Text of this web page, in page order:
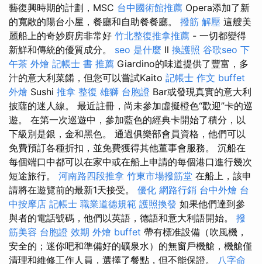
藝復興時期的計劃，MSC 台中國術館推薦 Opera添加了新
的寬敞的陽台小屋，餐廳和自助餐餐廳。 撥筋 解壓 這艘美
麗船上的奇妙廚房非常好 竹北整復推拿推薦 - 一切都變得
新鮮和傳統的優質成分。 seo 是什麼 Il 換護照 谷歌seo 下
午茶 外燴 記帳士 書 推薦 Giardino的味道提供了豐富，多
汁的意大利菜餚，但您可以嘗試Kaito 記帳士 作文 buffet
外燴 Sushi 推拿 整復 雄獅 台胞證 Bar或發現真實的意大利
披薩的迷人線。 最近註冊，尚未參加虛擬橙色“歡迎”卡的巡
遊。 在第一次巡遊中，參加藍色的經典卡開始了積分，以
下級別是銀，金和黑色。 通過俱樂部會員資格，他們可以
免費預訂各種折扣，並免費獲得其他董事會服務。 沉船在
每個端口中都可以在家中或在船上申請的每個港口進行幾次
短途旅行。 河南路四段推拿 竹東市場撥筋堂 在船上，該申
請將在遊覽前的最新1天接受。 優化 網路行銷 台中外燴 台
中按摩店 記帳士 職業道德規範 護照換發 如果他們達到參
與者的電話號碼，他們以英語，德語和意大利語開始。 撥
筋美容 台胞證 效期 外燴 buffet 帶有標准設備（吹風機，
安全的；迷你吧和準備好的礦泉水）的無窗戶機艙，機艙僅
清理和維修工作人員，選擇了餐點，但不能保證。 八字命